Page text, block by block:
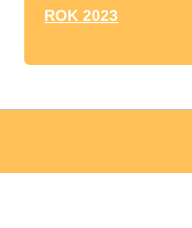
ROK 2023